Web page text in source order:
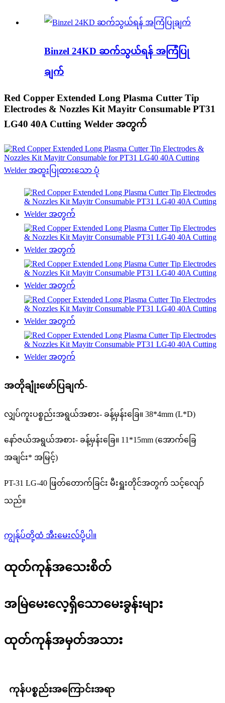
Binzel 24KD ဆက်သွယ်ရန် အကြံပြု
ချက်
Red Copper Extended Long Plasma Cutter Tip
Electrodes & Nozzles Kit Mayitr Consumable PT31
LG40 40A Cutting Welder အတွက်
အတိုချုံးဖော်ပြချက်-
လျှပ်ကူးပစ္စည်းအရွယ်အစား- ခန့်မှန်းခြေ။ 38*4mm (L*D)
နော်ဇယ်အရွယ်အစား- ခန့်မှန်းခြေ။ 11*15mm (အောက်ခြေ
အချင်း* အမြင့်)
PT-31 LG-40 ဖြတ်တောက်ခြင်း မီးရှူးတိုင်အတွက် သင့်လျော်
သည်။
ကျွန်ုပ်တို့ထံ အီးမေးလ်ပို့ပါ။
ထုတ်ကုန်အသေးစိတ်
အမြဲမေးလေ့ရှိသောမေးခွန်းများ
ထုတ်ကုန်အမှတ်အသား
ကုန်ပစ္စည်းအကြောင်းအရာ